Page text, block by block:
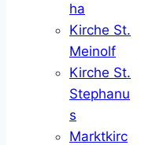
ha
Kirche St.
Meinolf
Kirche St.
Stephanu
s
Marktkirc